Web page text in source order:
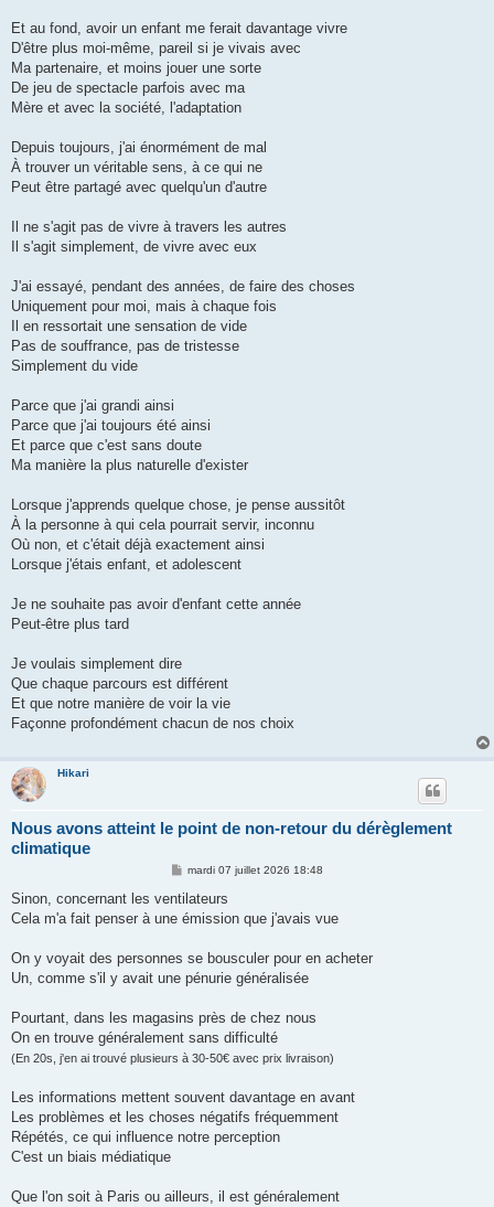
Et au fond, avoir un enfant me ferait davantage vivre
D'être plus moi-même, pareil si je vivais avec
Ma partenaire, et moins jouer une sorte
De jeu de spectacle parfois avec ma
Mère et avec la société, l'adaptation
Depuis toujours, j'ai énormément de mal
À trouver un véritable sens, à ce qui ne
Peut être partagé avec quelqu'un d'autre
Il ne s'agit pas de vivre à travers les autres
Il s'agit simplement, de vivre avec eux
J'ai essayé, pendant des années, de faire des choses
Uniquement pour moi, mais à chaque fois
Il en ressortait une sensation de vide
Pas de souffrance, pas de tristesse
Simplement du vide
Parce que j'ai grandi ainsi
Parce que j'ai toujours été ainsi
Et parce que c'est sans doute
Ma manière la plus naturelle d'exister
Lorsque j'apprends quelque chose, je pense aussitôt
À la personne à qui cela pourrait servir, inconnu
Où non, et c'était déjà exactement ainsi
Lorsque j'étais enfant, et adolescent
Je ne souhaite pas avoir d'enfant cette année
Peut-être plus tard
Je voulais simplement dire
Que chaque parcours est différent
Et que notre manière de voir la vie
Façonne profondément chacun de nos choix
Hikari
Nous avons atteint le point de non-retour du dérèglement
climatique
M
s
a
mardi 07 juillet 2026 18:48
Sinon, concernant les ventilateurs
Cela m'a fait penser à une émission que j'avais vue
On y voyait des personnes se bousculer pour en acheter
Un, comme s'il y avait une pénurie généralisée
Pourtant, dans les magasins près de chez nous
On en trouve généralement sans difficulté
(En 20s, j'en ai trouvé plusieurs à 30-50€ avec prix livraison)
Les informations mettent souvent davantage en avant
Les problèmes et les choses négatifs fréquemment
Répétés, ce qui influence notre perception
C'est un biais médiatique
Que l'on soit à Paris ou ailleurs, il est généralement